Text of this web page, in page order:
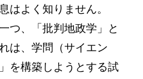
はよく知りません。
つ、「批判地政学」と
は、学問（サイエン
を構築しようとする試